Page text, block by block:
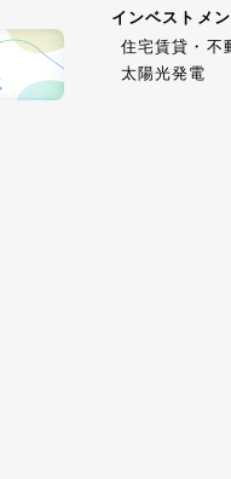
インベストメ
住宅賃貸・不
太陽光発電